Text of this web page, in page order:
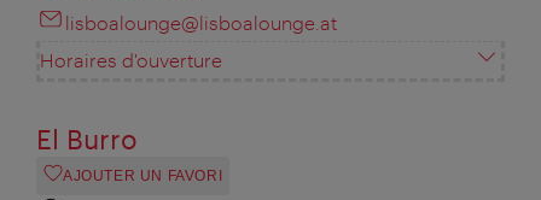
lisboalounge@lisboalounge.at
Horaires d'ouverture
El Burro
AJOUTER UN FAVORI